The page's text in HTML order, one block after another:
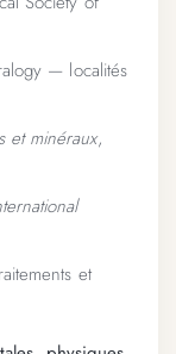
— localités
et minéraux,
et